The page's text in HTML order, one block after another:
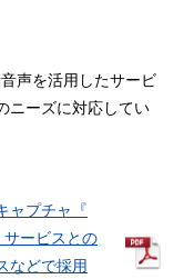
声を活用したサービ
ニーズに対応してい
ャプチャ『
ービスとの
などで採用